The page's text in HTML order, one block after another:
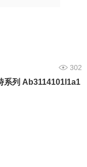
302
系列 Ab3114101l1a1